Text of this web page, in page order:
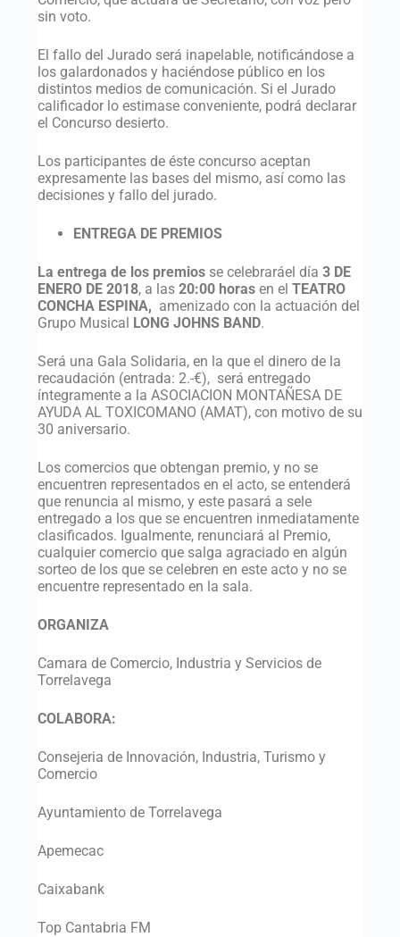
sin voto.
El fallo del Jurado será inapelable, notificándose a
los galardonados y haciéndose público en los
distintos medios de comunicación. Si el Jurado
calificador lo estimase conveniente, podrá declarar
el Concurso desierto.
Los participantes de éste concurso aceptan
expresamente las bases del mismo, así como las
decisiones y fallo del jurado.
ENTREGA DE PREMIOS
La entrega de los premios se celebraráel día 3 DE
ENERO DE 2018, a las20:00 horas en el TEATRO
CONCHA ESPINA, amenizado con la actuación del
Grupo Musical LONG JOHNS BAND.
Será una Gala Solidaria, en la que el dinero de la
recaudación (entrada: 2.-€), será entregado
íntegramente a la ASOCIACION MONTAÑESA DE
AYUDA AL TOXICOMANO (AMAT), con motivo de su
30 aniversario.
Los comercios que obtengan premio, y no se
encuentren representados en el acto, se entenderá
que renuncia al mismo, y este pasará a sele
entregado a los que se encuentren inmediatamente
clasificados. Igualmente, renunciará al Premio,
cualquier comercio que salga agraciado en algún
sorteo de los que se celebren en este acto y no se
encuentre representado en la sala.
ORGANIZA
Camara de Comercio, Industria y Servicios de
Torrelavega
COLABORA:
Consejeria de Innovación, Industria, Turismo y
Comercio
Ayuntamiento de Torrelavega
Apemecac
Caixabank
Top Cantabria FM